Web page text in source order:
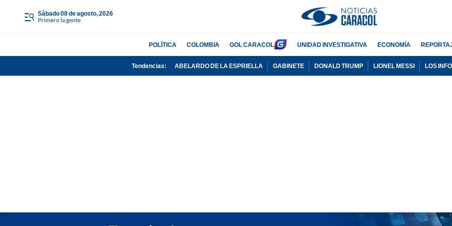
sábado 08 de agosto, 2026
Primero la gente
POLÍTICA COLOMBIA GOL CARACOL UNIDAD INVESTIGATIVA ECONOMÍA
Tendencias: ABELARDO DE LA ESPRIELLA GABINETE DONALD TRUMP LIONEL MESSI LOS